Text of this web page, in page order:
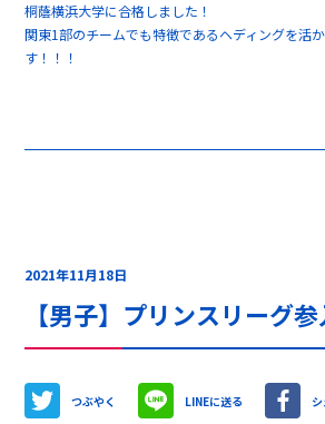
桐蔭横浜大学に合格しました！
関東1部のチームでも特徴であるヘディングを活
す！！！
2021年11月18日
【男子】プリンスリーグ
つぶやく LINEに送る